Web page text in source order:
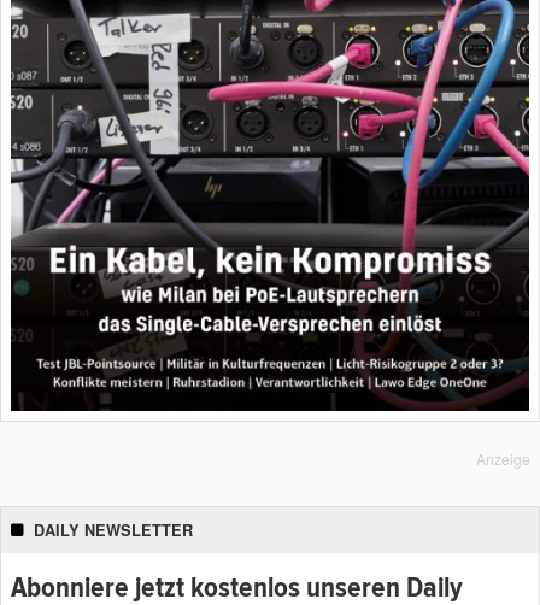
Anzeige
DAILY NEWSLETTER
Abonniere jetzt kostenlos unseren Daily